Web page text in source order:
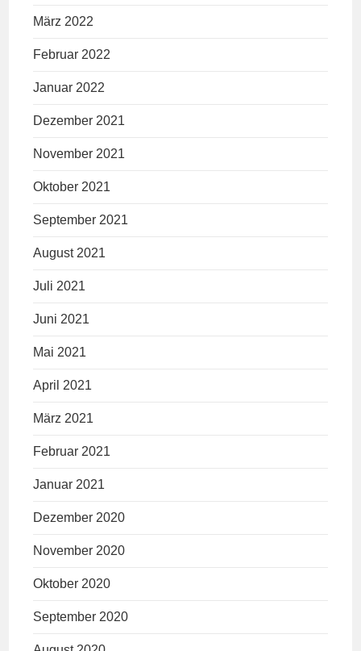
März 2022
Februar 2022
Januar 2022
Dezember 2021
November 2021
Oktober 2021
September 2021
August 2021
Juli 2021
Juni 2021
Mai 2021
April 2021
März 2021
Februar 2021
Januar 2021
Dezember 2020
November 2020
Oktober 2020
September 2020